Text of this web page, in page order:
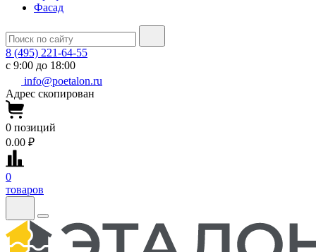
Фасад
8 (495) 221-64-55
с 9:00 до 18:00
info@poetalon.ru
Адрес скопирован
0 позиций
0.00 ₽
0
товаров